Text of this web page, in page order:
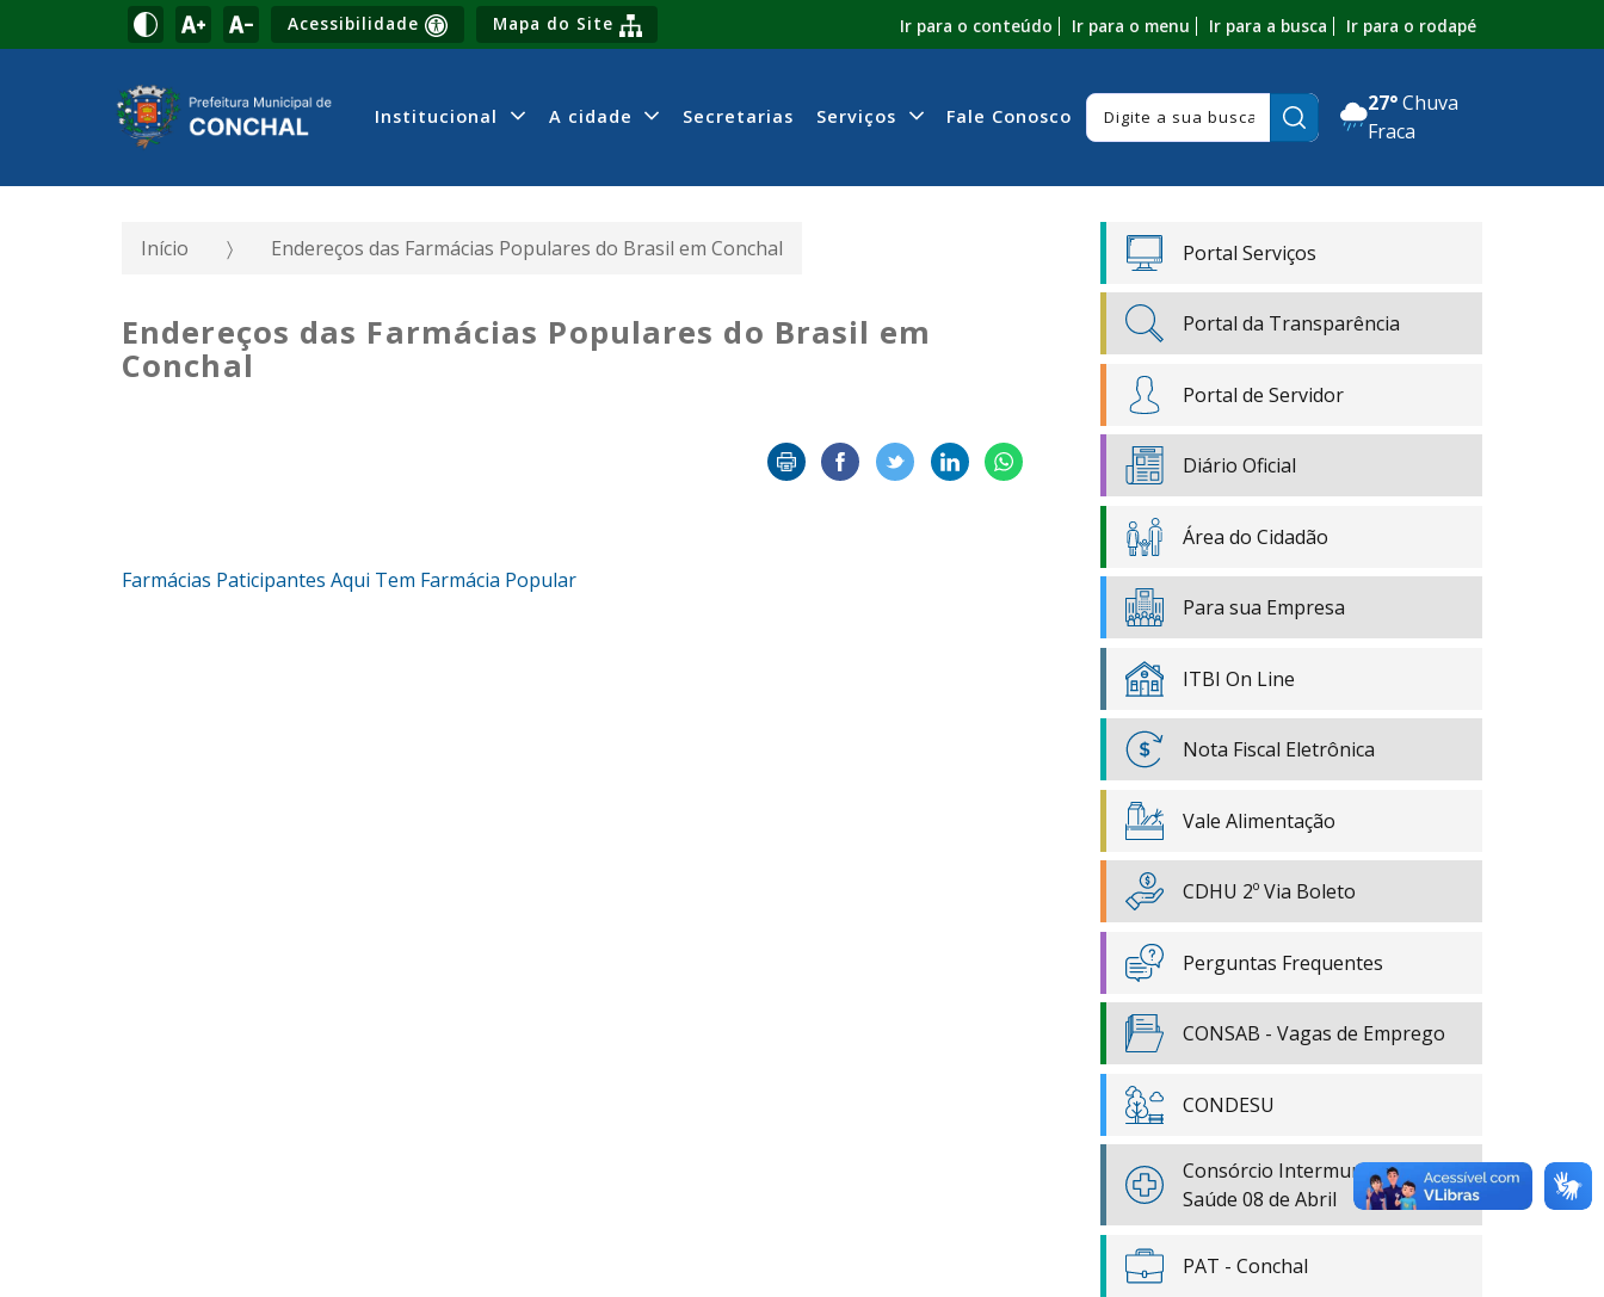
Acessibilidade Mapa do Site Ir para o conteúdo Ir para o menu Ir para a busca Ir para o rodapé
Institucional A cidade Secretarias Serviços Fale Conosco Pesquisar:
27° Chuva
Fraca
Início Endereços das Farmácias Populares do Brasil em Conchal
Endereços das Farmácias Populares do Brasil em
Conchal
Farmácias Paticipantes Aqui Tem Farmácia Popular
Portal Serviços
Portal da Transparência
Portal de Servidor
Diário Oficial
Área do Cidadão
Para sua Empresa
ITBI On Line
Nota Fiscal Eletrônica
Vale Alimentação
CDHU 2º Via Boleto
Perguntas Frequentes
CONSAB - Vagas de Emprego
CONDESU
Consórcio Intermunicipal de
Saúde 08 de Abril
PAT - Conchal